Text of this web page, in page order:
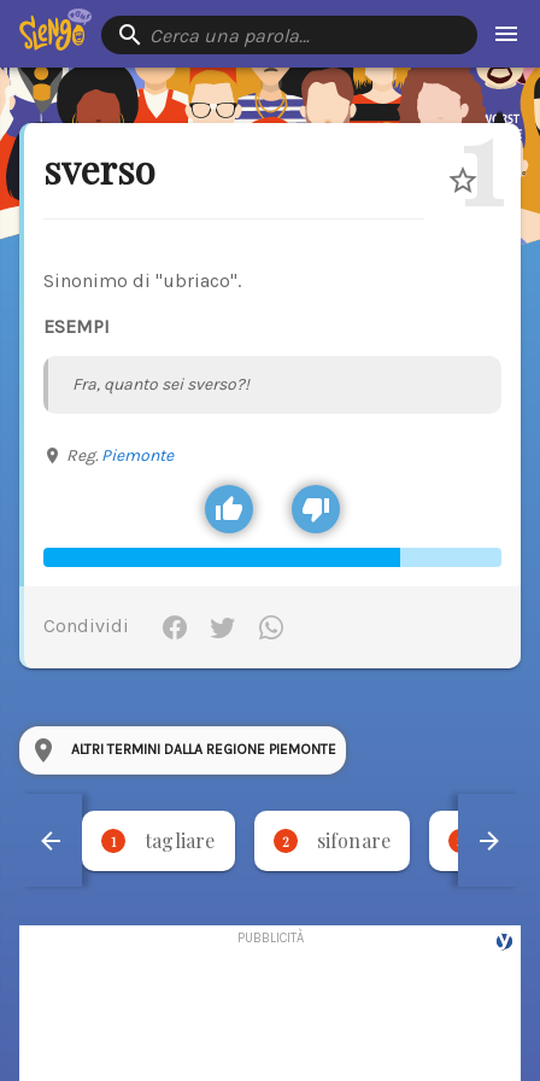
Cerca una parola…
sverso 1
Sinonimo di "ubriaco".
ESEMPI
Fra, quanto sei sverso?!
Reg. Piemonte
Condividi
ALTRI TERMINI DALLA REGIONE PIEMONTE
1 tagliare 2 sifonare 3